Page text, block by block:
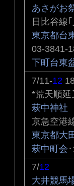
あさがお
日比谷線
東京都台
03-3841-
下町台東
7/11-12
*荒天順延
萩中神社
京急空港
東京都大
萩中町会
7/12
大井競馬